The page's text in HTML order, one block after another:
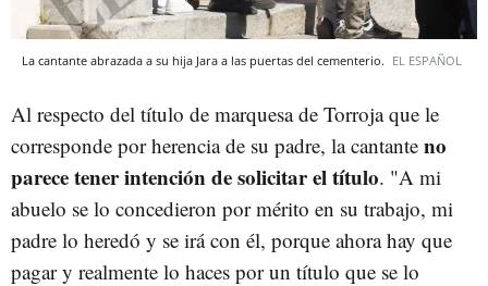
La cantante abrazada a su hija Jara a las puertas del cementerio. EL ESPAÑOL
Al respecto del título de marquesa de Torroja que le
corresponde por herencia de su padre, la cantante no
parece tener intención de solicitar el título. "A mi
abuelo se lo concedieron por mérito en su trabajo, mi
padre lo heredó y se irá con él, porque ahora hay que
pagar y realmente lo haces por un título que se lo